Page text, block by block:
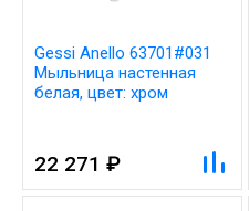
Gessi Anello 63701#031
Мыльница настенная
белая, цвет: хром
22 271 ₽